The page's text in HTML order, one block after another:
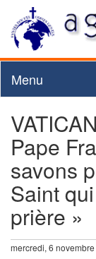
Menu
Pape
savons
Saint
prière »
mercredi, 6